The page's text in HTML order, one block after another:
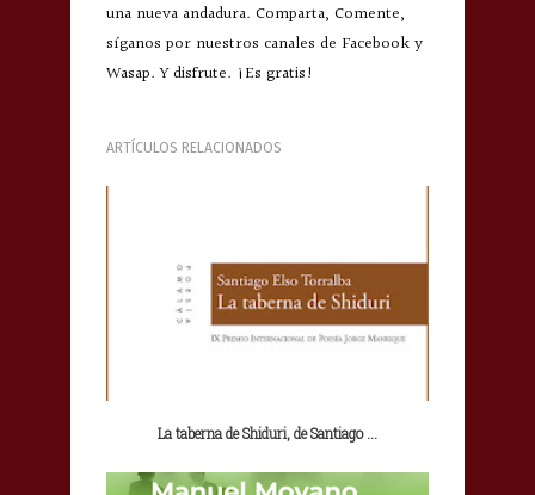
una nueva andadura. Comparta, Comente,
síganos por nuestros canales de Facebook y
Wasap. Y disfrute. ¡Es gratis!
ARTÍCULOS RELACIONADOS
La taberna de Shiduri, de Santiago ...